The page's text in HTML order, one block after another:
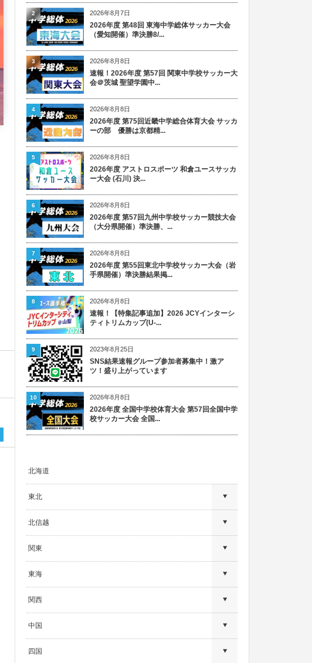
2026年8月7日
2026年度 第48回 東海中学総体サッカー大会
（愛知開催）準決勝8/...
2
2026年8月8日
速報！2026年度 第57回 関東中学校サッカー大
会＠茨城 聖望学園中...
3
2026年8月8日
2026年度 第75回近畿中学総合体育大会 サッカ
ーの部 優勝は京都精...
4
2026年8月8日
2026年度 アストロスポーツ 和倉ユースサッカ
ー大会 (石川) 決...
5
2026年8月8日
2026年度 第57回九州中学校サッカー競技大会
（大分県開催）準決勝、...
6
2026年8月8日
2026年度 第55回東北中学校サッカー大会（岩
手県開催）準決勝結果掲...
7
2026年8月8日
速報！【特集記事追加】2026 JCYインターシ
ティトリムカップ(U-...
8
2023年8月25日
SNS結果速報グループ参加者募集中！激ア
ツ！盛り上がっています
9
2026年8月8日
2026年度 全国中学校体育大会 第57回全国中学
校サッカー大会 全国...
10
北海道
東北
北信越
関東
東海
関西
中国
四国